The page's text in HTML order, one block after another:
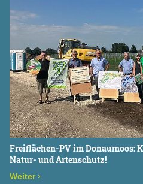
Freiflächen-PV im Donaumoos:
Natur- und Artenschutz!
Weiter ›